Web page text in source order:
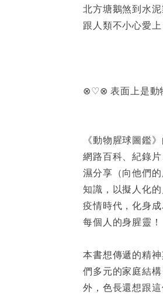
北方塘鵝煞到水
跟人類不小心愛
⊗♡⊗ 表面上是動
《動物腥球圖鑑
網路百科、紀錄
濕分享（向他們
知識，以擬人化
疫情時代，化身
每個人的身腥靈！
本書想傳遞的精
們多元的家庭結
外，色長還想跟